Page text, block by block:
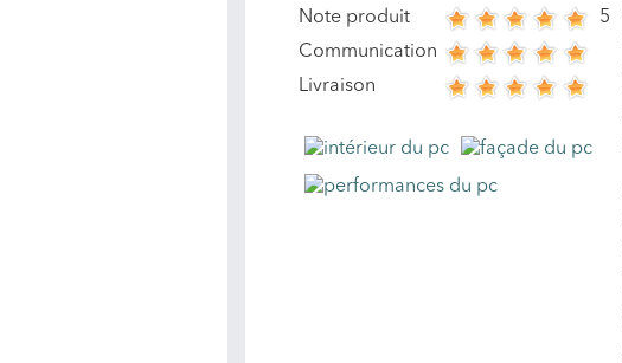
Note produit
5
Communication
Livraison